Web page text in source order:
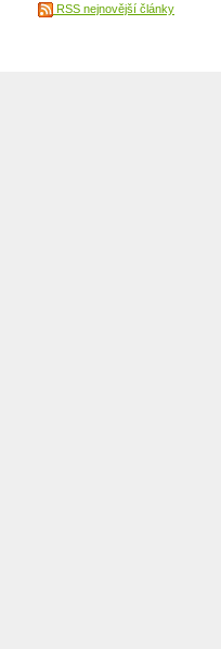
RSS nejnovější články